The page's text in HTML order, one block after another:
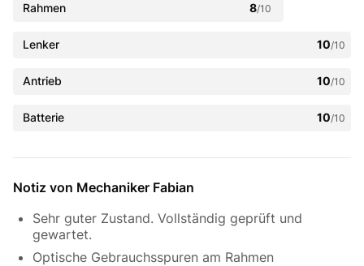
Rahmen 8/10
Lenker 10/10
Antrieb 10/10
Batterie 10/10
Notiz von Mechaniker Fabian
Sehr guter Zustand. Vollständig geprüft und
gewartet.
Optische Gebrauchsspuren am Rahmen